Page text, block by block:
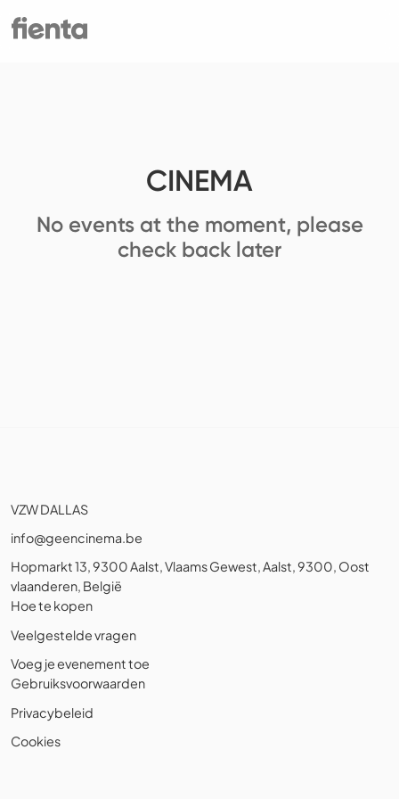
CINEMA
No events at the moment, please
check back later
VZW DALLAS
info@geencinema.be
Hopmarkt 13, 9300 Aalst, Vlaams Gewest, Aalst, 9300, Oost
vlaanderen, België
Hoe te kopen
Veelgestelde vragen
Voeg je evenement toe
Gebruiksvoorwaarden
Privacybeleid
Cookies